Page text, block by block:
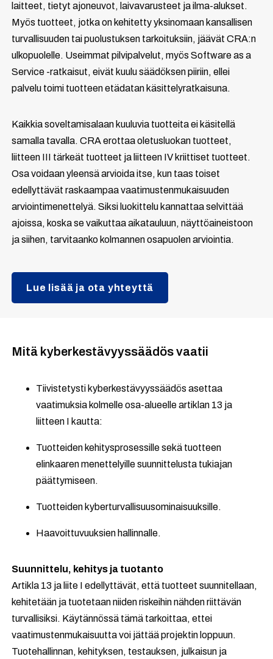
laitteet, tietyt ajoneuvot, laivavarusteet ja ilma-alukset.
Myös tuotteet, jotka on kehitetty yksinomaan kansallisen
turvallisuuden tai puolustuksen tarkoituksiin, jäävät CRA:n
ulkopuolelle. Useimmat pilvipalvelut, myös Software as a
Service -ratkaisut, eivät kuulu säädöksen piiriin, ellei
palvelu toimi tuotteen etädatan käsittelyratkaisuna.
Kaikkia soveltamisalaan kuuluvia tuotteita ei käsitellä
samalla tavalla. CRA erottaa oletusluokan tuotteet,
liitteen III tärkeät tuotteet ja liitteen IV kriittiset tuotteet.
Osa voidaan yleensä arvioida itse, kun taas toiset
edellyttävät raskaampaa vaatimustenmukaisuuden
arviointimenettelyä. Siksi luokittelu kannattaa selvittää
ajoissa, koska se vaikuttaa aikatauluun, näyttöaineistoon
ja siihen, tarvitaanko kolmannen osapuolen arviointia.
Lue lisää ja ota yhteyttä
Mitä kyberkestävyyssäädös vaatii
Tiivistetysti kyberkestävyyssäädös asettaa
vaatimuksia kolmelle osa-alueelle artiklan 13 ja
liitteen I kautta:
Tuotteiden kehitysprosessille sekä tuotteen
elinkaaren menettelyille suunnittelusta tukiajan
päättymiseen.
Tuotteiden kyberturvallisuusominaisuuksille.
Haavoittuvuuksien hallinnalle.
Suunnittelu, kehitys ja tuotanto
Artikla 13 ja liite I edellyttävät, että tuotteet suunnitellaan,
kehitetään ja tuotetaan niiden riskeihin nähden riittävän
turvallisiksi. Käytännössä tämä tarkoittaa, ettei
vaatimustenmukaisuutta voi jättää projektin loppuun.
Tuotehallinnan, kehityksen, testauksen, julkaisun ja